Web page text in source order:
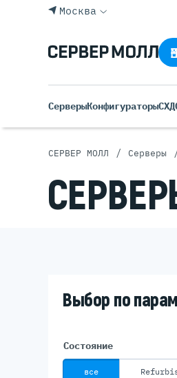
Москва
СерверыКонфигураторыСХД
СЕРВЕР МОЛЛ / Серверы
Выбор по
Состояние
все